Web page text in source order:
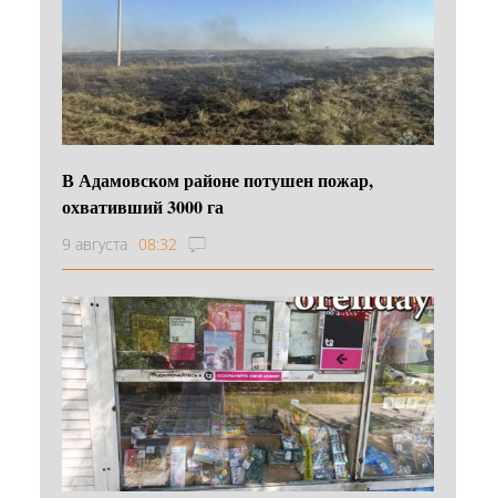
В Адамовском районе потушен пожар,
охвативший 3000 га
9 августа 08:32